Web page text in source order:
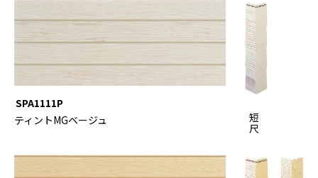
短
尺
SPA1111P
ティントMGベージュ